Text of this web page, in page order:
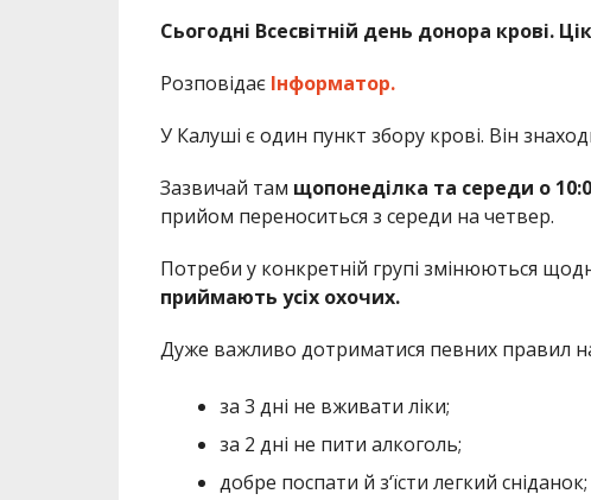
Сьогодні Всесвітній день донора крові.
Розповідає Інформатор.
У Калуші є один пункт збору крові. Він
Зазвичай там щопонеділка та середи о
прийом переноситься з середи на четвер.
Потреби у конкретній групі змінюються
приймають усіх охочих.
Дуже важливо дотриматися певних правил
за 3 дні не вживати ліки;
за 2 дні не пити алкоголь;
добре поспати й з‘їсти легкий сніданок;